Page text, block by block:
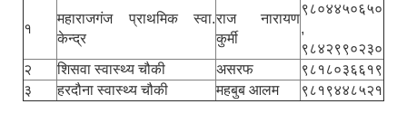
१
महाराजगंज प्राथमिक स्वा.
केन्द्र
राज नारायण
कुर्मी
९८०४४५०६५०
,
९८४२९९०२३०
२
शिसवा स्वास्थ्य चौकी असरफ
९८१८०३६६१९
३
हरदौना स्वास्थ्य चौकी महबुब आलम ९८१९४४८५२१